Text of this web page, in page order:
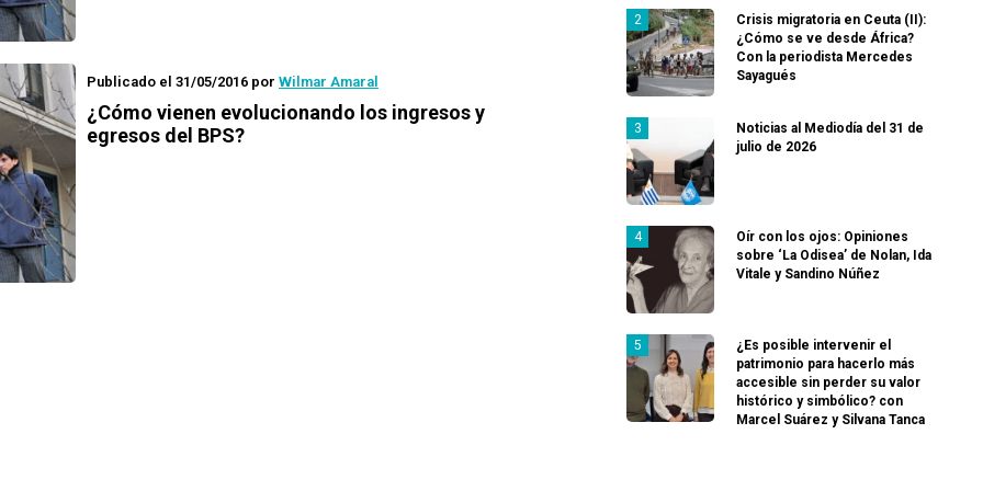
Publicado el 31/05/2016 por Wilmar Amaral
¿Cómo vienen evolucionando los ingresos y
egresos del BPS?
Crisis migratoria en Ceuta (II):
¿Cómo se ve desde África?
Con la periodista Mercedes
Sayagués
Noticias al Mediodía del 31 de
julio de 2026
Oír con los ojos: Opiniones
sobre ‘La Odisea’ de Nolan, Ida
Vitale y Sandino Núñez
¿Es posible intervenir el
patrimonio para hacerlo más
accesible sin perder su valor
histórico y simbólico? con
Marcel Suárez y Silvana Tanca